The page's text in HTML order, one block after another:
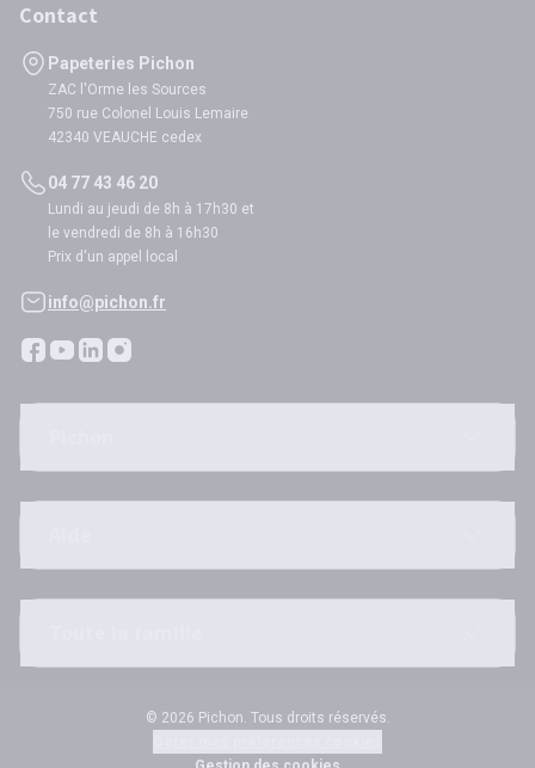
Contact
Papeteries Pichon
ZAC l'Orme les Sources
750 rue Colonel Louis Lemaire
42340 VEAUCHE cedex
04 77 43 46 20
Lundi au jeudi de 8h à 17h30 et
le vendredi de 8h à 16h30
Prix d'un appel local
info@pichon.fr
© 2026 Pichon. Tous droits réservés.